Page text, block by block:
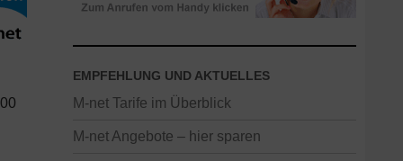
EMPFEHLUNG UND AKTUELLES
M-net Tarife im Überblick
M-net Angebote – hier sparen